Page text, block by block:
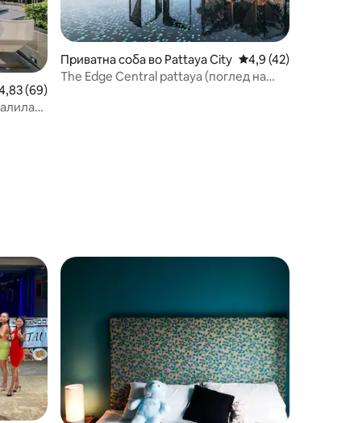
оцена: 4,83 од 5, 69 рецензии
(69)
Приватна соба во Pattaya City Просечна оцена:
4,9 (42)
The Edge Central pattaya (поглед на